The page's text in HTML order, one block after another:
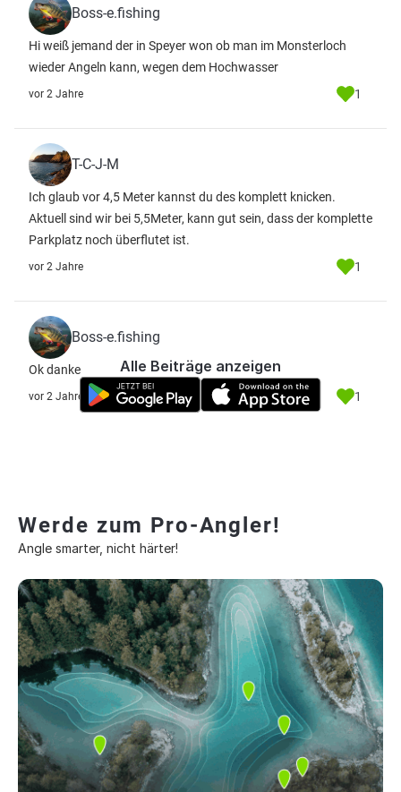
Boss-e.fishing
Hi weiß jemand der in Speyer won ob man im Monsterloch
wieder Angeln kann, wegen dem Hochwasser
vor 2 Jahre 1
T-C-J-M
Ich glaub vor 4,5 Meter kannst du des komplett knicken.
Aktuell sind wir bei 5,5Meter, kann gut sein, dass der komplette
Parkplatz noch überflutet ist.
vor 2 Jahre 1
Boss-e.fishing
Ok danke
vor 2 Jahre 1
Alle Beiträge anzeigen
Werde zum Pro-Angler!
Angle smarter, nicht härter!